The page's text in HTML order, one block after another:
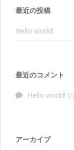
最近の投稿
Hello world!
最近のコメント
Hello world! に
アーカイブ